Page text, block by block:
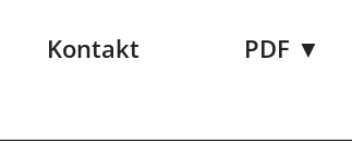
Kontakt PDF ▼